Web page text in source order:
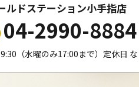
ルドステーション小手指店
04-2990-8884
（水曜のみ17:00まで）定休日 な